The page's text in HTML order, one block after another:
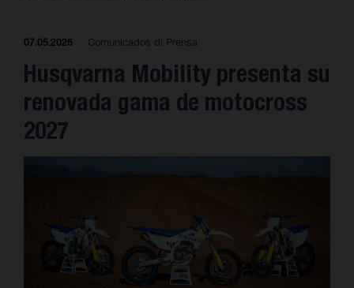
07.05.2026 Comunicados di Prensa
Husqvarna Mobility presenta su
renovada gama de motocross
2027